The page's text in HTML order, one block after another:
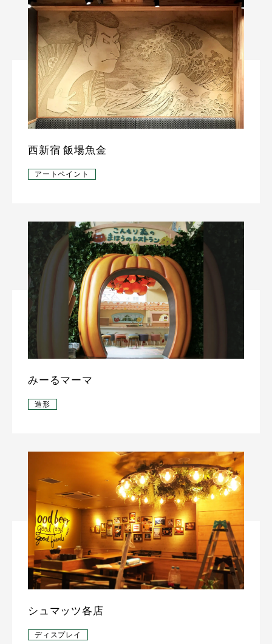
西新宿 飯場魚金
アートペイント
みーるマーマ
造形
シュマッツ各店
ディスプレイ